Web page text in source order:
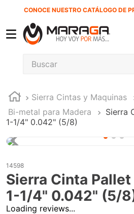
CONOCE NUESTRO CATÁLOGO DE
Buscar
Sierra Cintas y Maquinas
Bi-metal para Madera
Sierra
1-1/4" 0.042" (5/8)
14598
Sierra Cinta
1-1/4" 0.042" (5/
Loading reviews...
1.
.
3.
6.